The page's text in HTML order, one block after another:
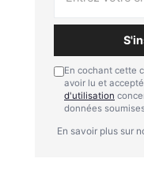
En cochant cette
avoir lu et
d'utilisation
données
En savoir plus sur